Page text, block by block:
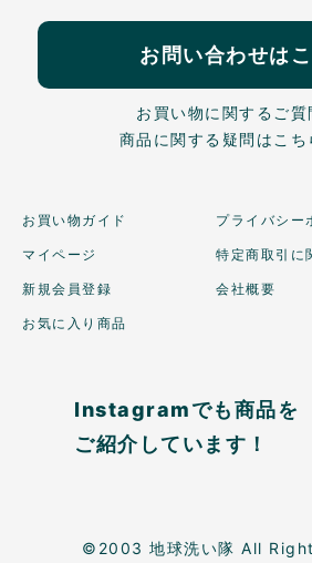
お問い合わせは
お買い物に関するご質
商品に関する疑問はこち
お買い物ガイド
マイページ
新規会員登録
お気に入り商品
プライバシー
特定商取引に
会社概要
Instagramでも商品を
ご紹介しています！
©2003 地球洗い隊 All